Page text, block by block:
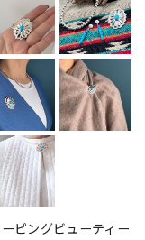
ピングビューティー